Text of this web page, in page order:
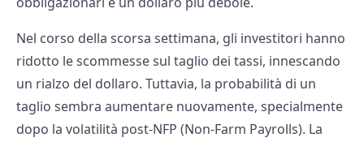
Nel corso della scorsa settimana, gli investitori hanno
ridotto le scommesse sul taglio dei tassi, innescando
un rialzo del dollaro. Tuttavia, la probabilità di un
taglio sembra aumentare nuovamente, specialmente
dopo la volatilità post-NFP (Non-Farm Payrolls). La